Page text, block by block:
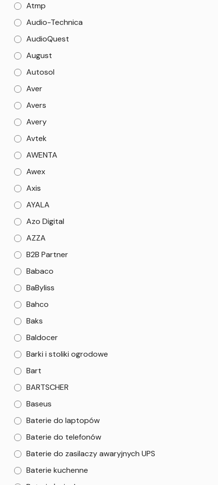
Atmp
Audio-Technica
AudioQuest
August
Autosol
Aver
Avers
Avery
Avtek
AWENTA
Awex
Axis
AYALA
Azo Digital
AZZA
B2B Partner
Babaco
BaByliss
Bahco
Baks
Baldocer
Barki i stoliki ogrodowe
Bart
BARTSCHER
Baseus
Baterie do laptopów
Baterie do telefonów
Baterie do zasilaczy awaryjnych UPS
Baterie kuchenne